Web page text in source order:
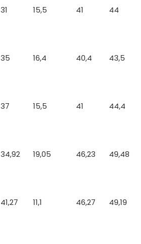
31 15,5 41 44
35 16,4 40,4 43,5
37 15,5 41 44,4
34,92 19,05 46,23 49,48
41,27 11,1 46,27 49,19